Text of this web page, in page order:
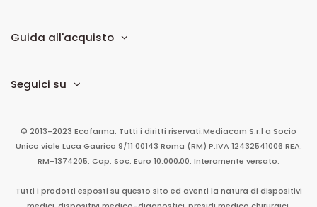
Guida all'acquisto
Seguici su
© 2013-2023 Ecofarma. Tutti i diritti riservati.Mediacom S.r.l a Socio
Unico viale Luca Gaurico 9/11 00143 Roma (RM) P.IVA 12432541006 REA:
RM-1374205. Cap. Soc. Euro 10.000,00. Interamente versato.
Tutti i prodotti esposti su questo sito ed aventi la natura di dispositivi